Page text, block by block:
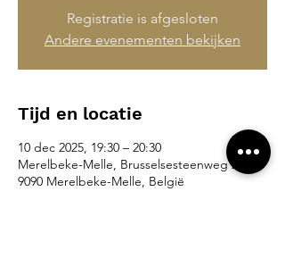
Registratie is afgesloten
Andere evenementen bekijken
Tijd en locatie
10 dec 2025, 19:30 – 20:30
Merelbeke-Melle, Brusselsesteenweg 265,
9090 Merelbeke-Melle, België